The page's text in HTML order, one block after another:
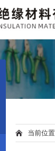
当前位置